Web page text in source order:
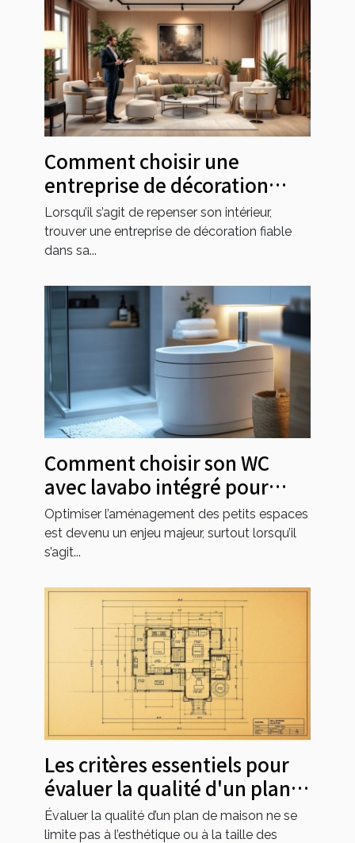
Comment choisir une
entreprise de décoration
fiable dans votre région ?
Lorsqu’il s’agit de repenser son intérieur,
trouver une entreprise de décoration fiable
dans sa...
Comment choisir son WC
avec lavabo intégré pour
petits espaces ?
Optimiser l’aménagement des petits espaces
est devenu un enjeu majeur, surtout lorsqu’il
s’agit...
Les critères essentiels pour
évaluer la qualité d'un plan
de maison
Évaluer la qualité d’un plan de maison ne se
limite pas à l’esthétique ou à la taille des